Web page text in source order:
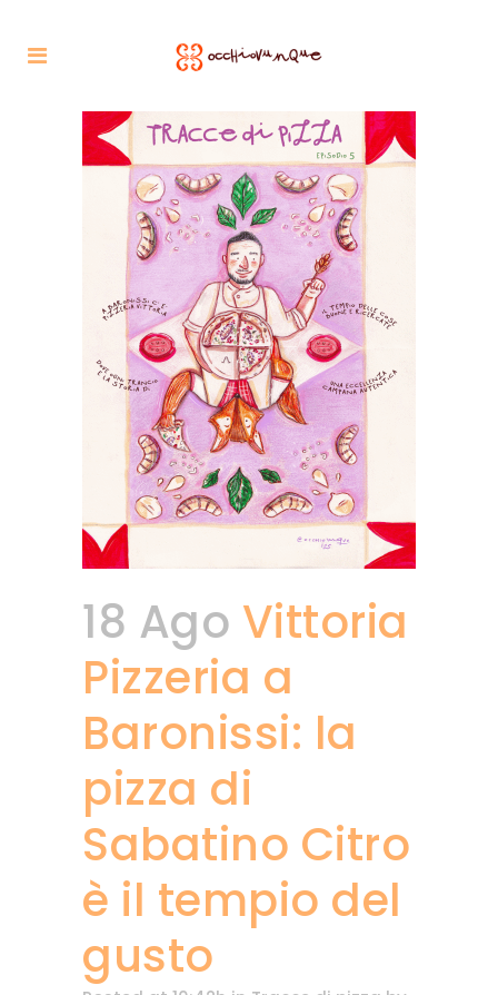
18 Ago Vittoria
Pizzeria a
Baronissi: la
pizza di
Sabatino Citro
è il tempio del
gusto